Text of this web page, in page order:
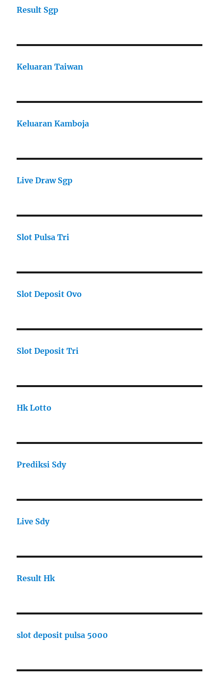
Result Sgp
Keluaran Taiwan
Keluaran Kamboja
Live Draw Sgp
Slot Pulsa Tri
Slot Deposit Ovo
Slot Deposit Tri
Hk Lotto
Prediksi Sdy
Live Sdy
Result Hk
slot deposit pulsa 5000